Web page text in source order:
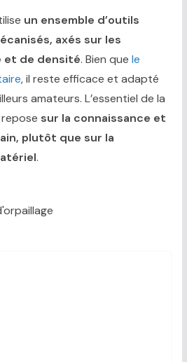
un ensemble d’outils
axés sur les
et de densité. Bien que le
, il reste efficace et adapté
amateurs. L’essentiel de la
sur la connaissance et
plutôt que sur la
.